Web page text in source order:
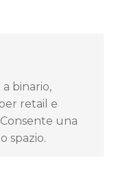
binario,
retail e
una
spazio.